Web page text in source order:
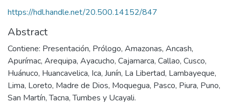
https://hdl.handle.net/20.500.14152/847
Abstract
Contiene: Presentación, Prólogo, Amazonas, Ancash,
Apurímac, Arequipa, Ayacucho, Cajamarca, Callao, Cusco,
Huánuco, Huancavelica, Ica, Junín, La Libertad, Lambayeque,
Lima, Loreto, Madre de Dios, Moquegua, Pasco, Piura, Puno,
San Martín, Tacna, Tumbes y Ucayali.